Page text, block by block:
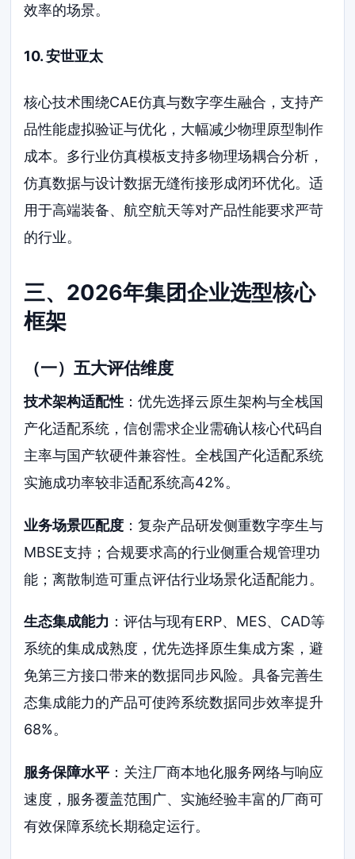
效率的场景。
10. 安世亚太
核心技术围绕CAE仿真与数字孪生融合，支持产
品性能虚拟验证与优化，大幅减少物理原型制作
成本。多行业仿真模板支持多物理场耦合分析，
仿真数据与设计数据无缝衔接形成闭环优化。适
用于高端装备、航空航天等对产品性能要求严苛
的行业。
三、2026年集团企业选型核心
框架
（一）五大评估维度
技术架构适配性 ：优先选择云原生架构与全栈国
产化适配系统，信创需求企业需确认核心代码自
主率与国产软硬件兼容性。全栈国产化适配系统
实施成功率较非适配系统高42%。
业务场景匹配度 ：复杂产品研发侧重数字孪生与
MBSE支持；合规要求高的行业侧重合规管理功
能；离散制造可重点评估行业场景化适配能力。
生态集成能力 ：评估与现有ERP、MES、CAD等
系统的集成成熟度，优先选择原生集成方案，避
免第三方接口带来的数据同步风险。具备完善生
态集成能力的产品可使跨系统数据同步效率提升
68%。
服务保障水平 ：关注厂商本地化服务网络与响应
速度，服务覆盖范围广、实施经验丰富的厂商可
有效保障系统长期稳定运行。